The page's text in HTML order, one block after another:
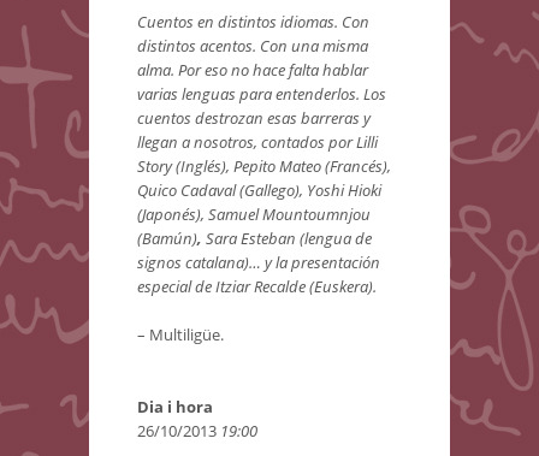
Cuentos en distintos idiomas. Con
distintos acentos. Con una misma
alma. Por eso no hace falta hablar
varias lenguas para entenderlos. Los
cuentos destrozan esas barreras y
llegan a nosotros, contados por Lilli
Story (Inglés), Pepito Mateo (Francés),
Quico Cadaval (Gallego), Yoshi Hioki
(Japonés), Samuel Mountoumnjou
(Bamún), Sara Esteban (lengua de
signos catalana)… y la presentación
especial de Itziar Recalde (Euskera).
– Multiligüe.
Dia i hora
26/10/2013 19:00